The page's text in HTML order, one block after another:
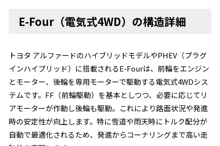
E-Four（電気式4WD）の構造詳細
トヨタ アルファードのハイブリッドモデルやPHEV（プラグ
インハイブリッド）に搭載されるE-Fourは、前輪をエンジン
とモーター、後輪を専用モーターで駆動する電気式4WDシス
テムです。FF（前輪駆動）を基本としつつ、必要に応じてリ
アモーターが作動し後輪も駆動。これにより路面状況や発進
時の安定性が向上します。特に雪道や雨天時にトルク配分が
自動で最適化されるため、発進からコーナリングまで高い走